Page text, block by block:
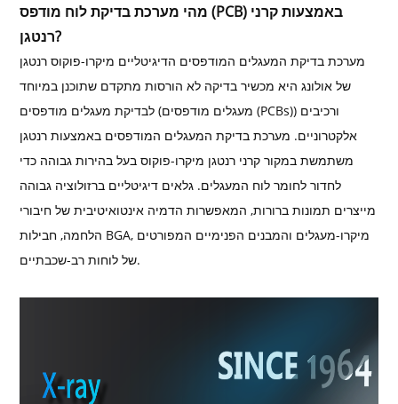
מהי מערכת בדיקת לוח מודפס (PCB) באמצעות קרני
רנטגן?
מערכת בדיקת המעגלים המודפסים הדיגיטליים מיקרו-פוקוס רנטגן
של אולונג היא מכשיר בדיקה לא הורסות מתקדם שתוכנן במיוחד
לבדיקת מעגלים מודפסים (מעגלים מודפסים (PCBs)) ורכיבים
אלקטרוניים. מערכת בדיקת המעגלים המודפסים באמצעות רנטגן
משתמשת במקור קרני רנטגן מיקרו-פוקוס בעל בהירות גבוהה כדי
לחדור לחומר לוח המעגלים. גלאים דיגיטליים ברזולוציה גבוהה
מייצרים תמונות ברורות, המאפשרות הדמיה אינטואיטיבית של חיבורי
הלחמה, חבילות BGA, מיקרו-מעגלים והמבנים הפנימיים המפורטים
של לוחות רב-שכבתיים.